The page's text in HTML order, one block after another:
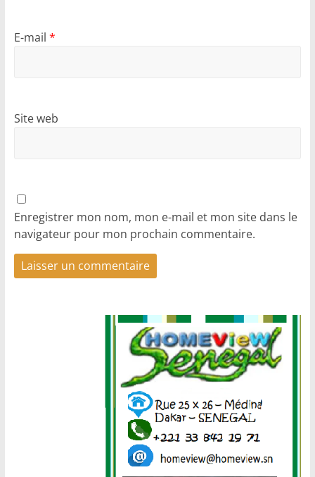
E-mail *
Site web
Enregistrer mon nom, mon e-mail et mon site dans le
navigateur pour mon prochain commentaire.